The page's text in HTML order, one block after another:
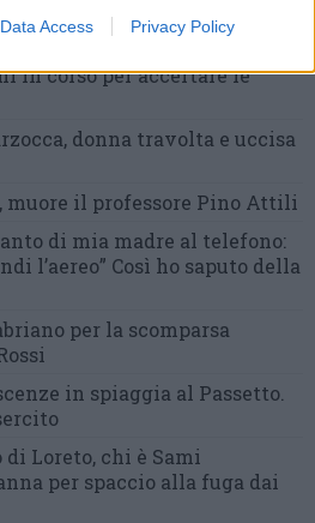
Data Access Privacy Policy
in corso per accertare le
donna travolta e uccisa
muore il professore Pino Attili
di mia madre al telefono:
l’aereo” Così ho saputo della
per la scomparsa
in spiaggia al Passetto.
Loreto, chi è Sami
per spaccio alla fuga dai